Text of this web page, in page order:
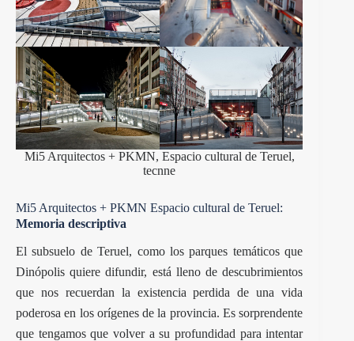
Mi5 Arquitectos + PKMN, Espacio cultural de Teruel,
tecnne
Mi5 Arquitectos + PKMN Espacio cultural de Teruel:
Memoria descriptiva
El subsuelo de Teruel, como los parques temáticos que
Dinópolis quiere difundir, está lleno de descubrimientos
que nos recuerdan la existencia perdida de una vida
poderosa en los orígenes de la provincia. Es sorprendente
que tengamos que volver a su profundidad para intentar